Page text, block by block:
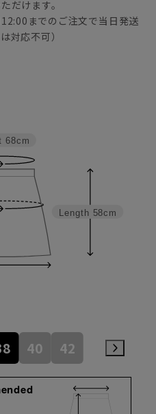
だけます。
までのご注文で当日発送
対応不可）
Length 58cm
68cm
40 42